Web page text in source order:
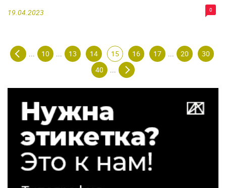
19.04.2023 0
... 10 ... 13 14 15 16 17 ... 20
30
40
...